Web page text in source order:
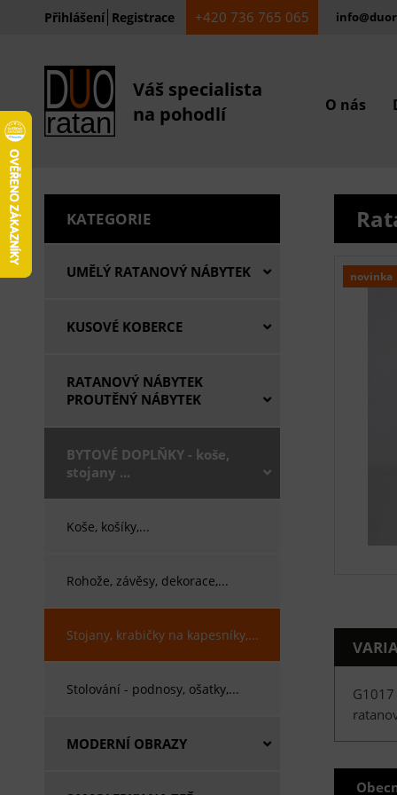
Přihlášení Registrace +420 736 765 065
Váš specialista
na pohodlí
O nás
KATEGORIE
UMĚLÝ RATANOVÝ NÁBYTEK
KUSOVÉ KOBERCE
RATANOVÝ NÁBYTEK
PROUTĚNÝ NÁBYTEK
BYTOVÉ DOPLŇKY - koše,
stojany ...
Koše, košíky,...
Rohože, závěsy, dekorace,...
Stojany, krabičky na kapesníky,...
Stolování - podnosy, ošatky,...
MODERNÍ OBRAZY
novinka
G1017